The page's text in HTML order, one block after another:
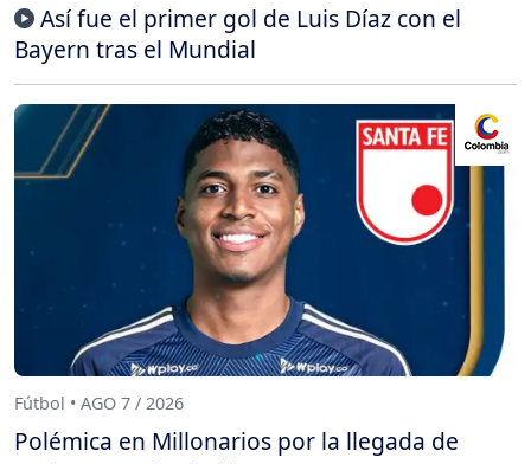
Así fue el primer gol de Luis Díaz con el
Bayern tras el Mundial
Fútbol • AGO 7 / 2026
Polémica en Millonarios por la llegada de